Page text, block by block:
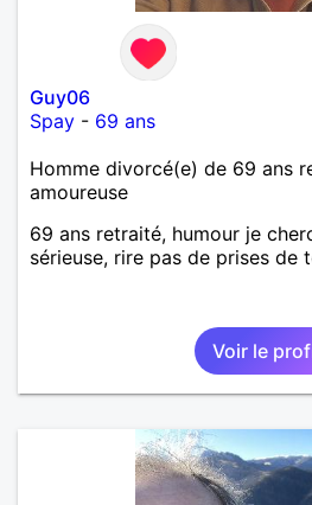
Guy06
Spay - 69 ans
Homme divorcé(e) de 69 ans
amoureuse
69 ans retraité, humour je
sérieuse, rire pas de prises de
Voir le